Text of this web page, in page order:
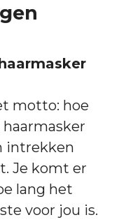
motto: hoe
intrekken
Je komt er
lang het
voor jou is.